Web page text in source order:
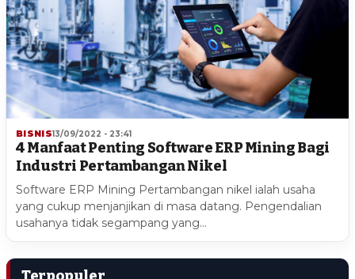
BISNIS13/09/2022 - 23:41
4 Manfaat Penting Software ERP Mining Bagi
Industri Pertambangan Nikel
Software ERP Mining Pertambangan nikel ialah usaha
yang cukup menjanjikan di masa datang. Pengendalian
usahanya tidak segampang yang…